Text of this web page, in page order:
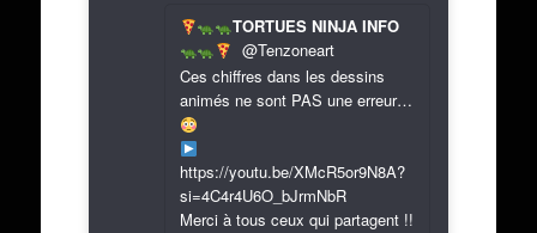
TORTUES NINJA INFO
@Tenzoneart
Ces chiffres dans les dessins
animés ne sont PAS une erreur…
https://youtu.be/XMcR5or9N8A?
si=4C4r4U6O_bJrmNbR
Merci à tous ceux qui partagent !!